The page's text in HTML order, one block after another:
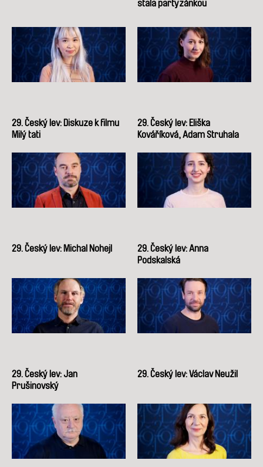
stala partyzánkou
29. Český lev: Diskuze k filmu
Milý tati
29. Český lev: Eliška
Kováříková, Adam Struhala
29. Český lev: Michal Nohejl
29. Český lev: Anna
Podskalská
29. Český lev: Jan
Prušinovský
29. Český lev: Václav Neužil